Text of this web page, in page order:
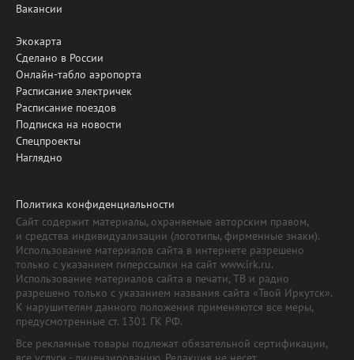
Вакансии
Экокарта
Сделано в России
Онлайн-табло аэропорта
Расписание электричек
Расписание поездов
Подписка на новости
Спецпроекты
Наглядно
Политика конфиденциальности
Сайт содержит материалы, охраняемые авторским правом,
и средства индивидуализации (логотипы, фирменные знаки).
Использование материалов сайта в интернете разрешено
только с указанием гиперссылки на сайт www.irk.ru.
Использование материалов сайта в печати, ТВ и радио
разрешено только с указанием названия сайта «Твой Иркутск».
К нарушителям данного положения применяются все меры,
предусмотренные ст. 1301 ГК РФ.
Все рекламные товары подлежат обязательной сертификации,